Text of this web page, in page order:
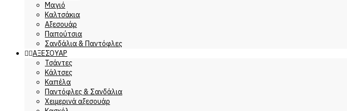
Μαγιό
Καλτσάκια
Αξεσουάρ
Παπούτσια
Σανδάλια & Παντόφλες
ΑΞΕΣΟΥΑΡ
Τσάντες
Κάλτσες
Καπέλα
Παντόφλες & Σανδάλια
Χειμερινά αξεσουάρ